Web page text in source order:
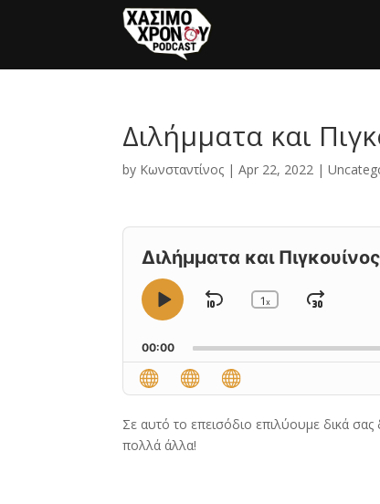
Διλήμματα και
by Κωνσταντίνος |Apr 22, 2022 |
Audio
Player
Διλήμματα και
Change
Rate
1x
Skip
Play
Pause
Jump
00:00
Σε αυτό το επεισόδιο επιλύουμε δικά σας
πολλά άλλα!